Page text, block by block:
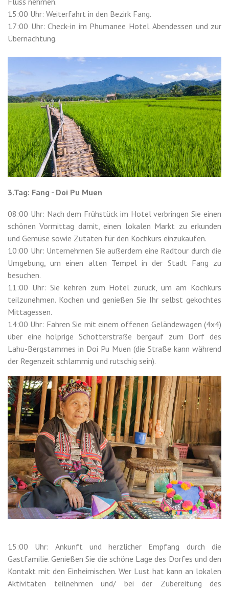
15:00 Uhr: Weiterfahrt in den Bezirk Fang.
17:00 Uhr: Check-in im Phumanee Hotel. Abendessen und zur
Übernachtung.
3.Tag: Fang - Doi Pu Muen
08:00 Uhr: Nach dem Frühstück im Hotel verbringen Sie einen
schönen Vormittag damit, einen lokalen Markt zu erkunden
und Gemüse sowie Zutaten für den Kochkurs einzukaufen.
10:00 Uhr: Unternehmen Sie außerdem eine Radtour durch die
Umgebung, um einen alten Tempel in der Stadt Fang zu
besuchen.
11:00 Uhr: Sie kehren zum Hotel zurück, um am Kochkurs
teilzunehmen. Kochen und genießen Sie Ihr selbst gekochtes
Mittagessen.
14:00 Uhr: Fahren Sie mit einem offenen Geländewagen (4x4)
über eine holprige Schotterstraße bergauf zum Dorf des
Lahu-Bergstammes in Doi Pu Muen (die Straße kann während
der Regenzeit schlammig und rutschig sein).
15:00 Uhr: Ankunft und herzlicher Empfang durch die
Gastfamilie. Genießen Sie die schöne Lage des Dorfes und den
Kontakt mit den Einheimischen. Wer Lust hat kann an lokalen
Aktivitäten teilnehmen und/ bei der Zubereitung des